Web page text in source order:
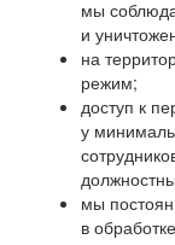
мы
и
на
режим;
доступ к
у
мы
в